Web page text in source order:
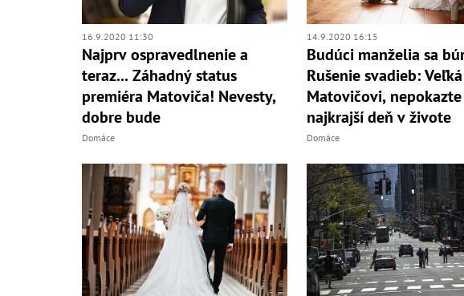
16.9.2020 11:30
Najprv ospravedlnenie a
teraz... Záhadný status
premiéra Matoviča! Nevesty,
dobre bude
Domáce
14.9.2020 16:15
Budúci manželia sa
Rušenie svadieb:
Matovičovi,
najkrajší deň v živote
Domáce